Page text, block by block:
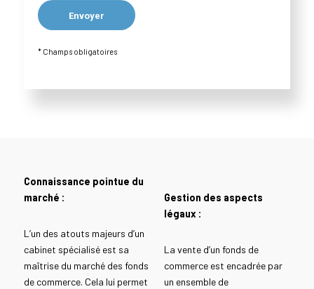
* Champs obligatoires
Connaissance pointue du
marché :
L’un des atouts majeurs d’un
cabinet spécialisé est sa
maîtrise du marché des fonds
de commerce. Cela lui permet
Gestion des aspects
légaux :
La vente d’un fonds de
commerce est encadrée par
un ensemble de